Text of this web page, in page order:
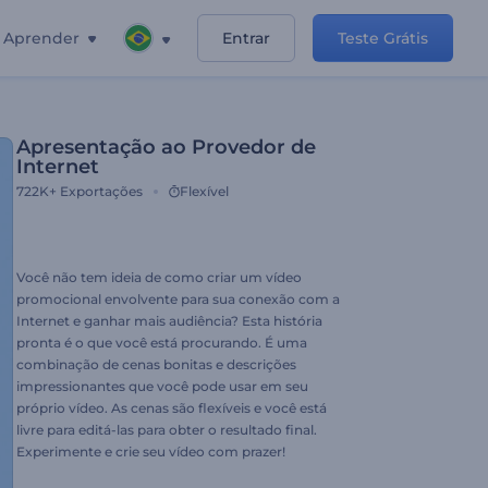
Aprender Entrar Teste Grátis
Apresentação ao Provedor de
Internet
722K+ Exportações Flexível
Você não tem ideia de como criar um vídeo
promocional envolvente para sua conexão com a
Internet e ganhar mais audiência? Esta história
pronta é o que você está procurando. É uma
combinação de cenas bonitas e descrições
impressionantes que você pode usar em seu
próprio vídeo. As cenas são flexíveis e você está
livre para editá-las para obter o resultado final.
Experimente e crie seu vídeo com prazer!